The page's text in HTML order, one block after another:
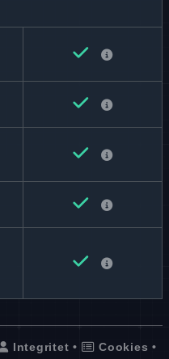
Integritet • Cookies •